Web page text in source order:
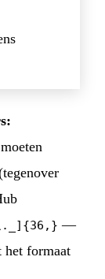
—
het formaat